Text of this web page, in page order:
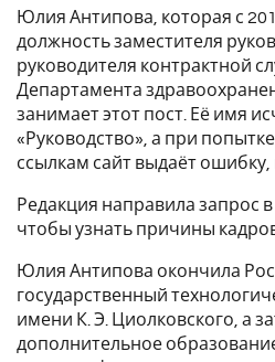
Юлия Антипова, которая с
должность заместителя
руководителя контрактной
Департамента
занимает этот пост. Её имя
«Руководство», а при
ссылкам сайт выдаёт ошибку,
Редакция направила запрос
чтобы узнать причины
Юлия Антипова окончила
государственный
имени К. Э. Циолковского, а
дополнительное